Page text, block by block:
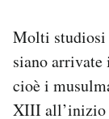
Molti studiosi
siano arrivate
cioè i
XIII all’inizio